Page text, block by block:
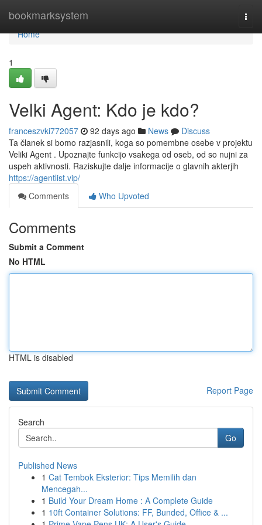
bookmarksystem
Home
Home
1
Velki Agent: Kdo je kdo?
franceszvki772057 92 days ago News
Discuss
Ta članek si bomo razjasnili, koga so pomembne osebe v projektu
Veliki Agent . Upoznajte funkcijo vsakega od oseb, od so nujni za
uspeh aktivnosti. Raziskujte dalje informacije o glavnih akterjih
https://agentlist.vip/
Comments
Who Upvoted
Comments
Submit a Comment
No HTML
HTML is disabled
Report Page
Search
Go
Published News
1 Cat Tembok Eksterior: Tips Memilih dan
Mencegah...
1 Build Your Dream Home : A Complete Guide
1 10ft Container Solutions: FF, Bunded, Office & ...